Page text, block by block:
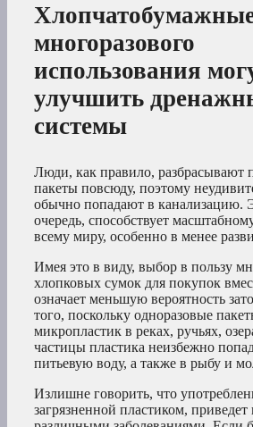
многоразового
использования
улучшить
системы
Люди, как правило, разбрасывают
пакеты повсюду, поэтому
обычно попадают в канализацию.
очередь, способствует
всему миру, особенно в менее
Имея это в виду, выбор в пользу
хлопковых сумок для покупок
означает меньшую вероятность
того, поскольку одноразовые
микропластик в реках, ручьях,
частицы пластика неизбежно
питьевую воду, а также в рыбу и
Излишне говорить, что
загрязненной пластиком,